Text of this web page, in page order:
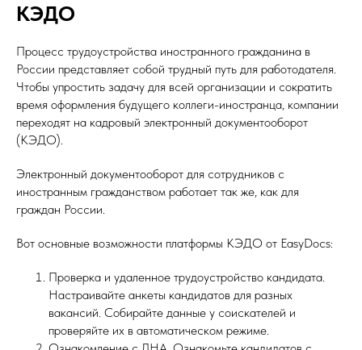
КЭДО
Процесс трудоустройства иностранного гражданина в
России представляет собой трудный путь для работодателя.
Чтобы упростить задачу для всей организации и сократить
время оформления будущего коллеги-иностранца, компании
переходят на кадровый электронный документооборот
(КЭДО).
Электронный документооборот для сотрудников с
иностранным гражданством работает так же, как для
граждан России.
Вот основные возможности платформы КЭДО от EasyDocs:
Проверка и удаленное трудоустройство кандидата.
Настраивайте анкеты кандидатов для разных
вакансий. Собирайте данные у соискателей и
проверяйте их в автоматическом режиме.